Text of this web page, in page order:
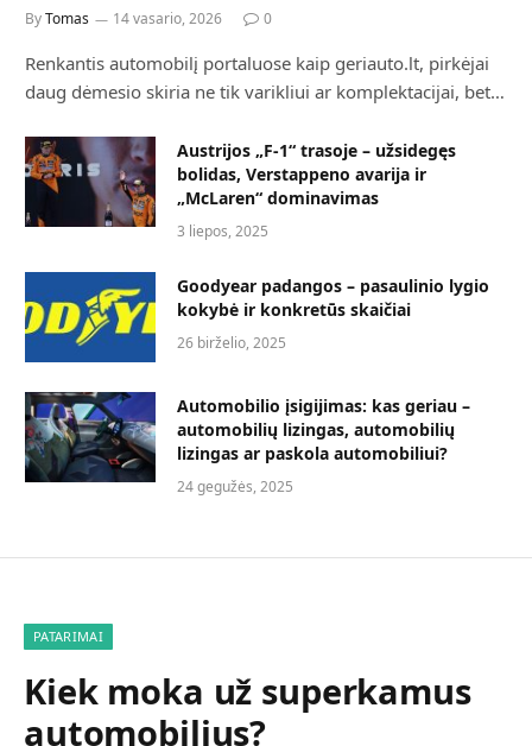
ByTomas 14 vasario, 2026 0
Renkantis automobilį portaluose kaip geriauto.lt, pirkėjai
daug dėmesio skiria ne tik varikliui ar komplektacijai, bet…
Austrijos „F-1“ trasoje – užsidegęs
bolidas, Verstappeno avarija ir
„McLaren“ dominavimas
3 liepos, 2025
Goodyear padangos – pasaulinio lygio
kokybė ir konkretūs skaičiai
26 birželio, 2025
Automobilio įsigijimas: kas geriau –
automobilių lizingas, automobilių
lizingas ar paskola automobiliui?
24 gegužės, 2025
PATARIMAI
Kiek moka už superkamus
automobilius?